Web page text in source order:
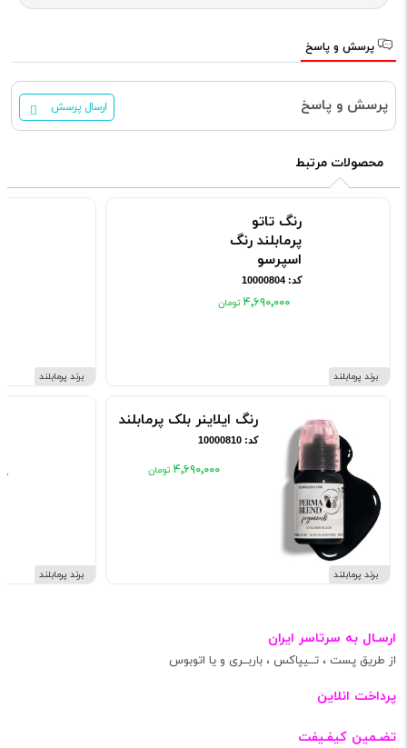
پرسش و پاسخ
پرسش و پاسخ ارسال پرسش
محصولات مرتبط
برند پرمابلند
رنگ تاتو
پرمابلند رنگ
اسپرسو
کد: 10000804
۴٬۶۹۰٬۰۰۰
برند پرمابلند
رنگ ایلاینر بلک پرمابلند
کد: 10000810
۴٬۶۹۰٬۰۰۰
برند پرمابلند
برند پرمابلند
ارسـال به سرتاسر ایران
از طریق پست ، تــیپاکس ، باربــری و یا اتوبوس
پرداخت انلاین
تضـمین کیفـیفت